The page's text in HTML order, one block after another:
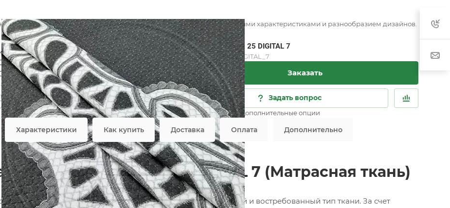
для матрасов нашего производства отличается высокими качественными характеристиками и разнообразием дизайнов.
70% PES
гр/м2
— 220 см
офертой
Трикотаж FRTX 25 DIGITAL 7
Арт.FRTX_25_DIGITAL_7
Заказать
Задать вопрос
Возможны дополнительные опции
Характеристики Как купить Доставка Оплата Дополнительно
полотно FRTX 25 DIGITAL 7 (Матрасная ткань)
для производства матрасов – самый практичный, мягкий и востребованный тип ткани. За счет